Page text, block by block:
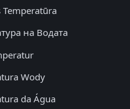
Temperatūra
на Водата
Wody
da Água